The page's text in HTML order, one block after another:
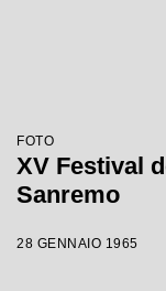
FOTO
XV Festival
Sanremo
28 GENNAIO 1965